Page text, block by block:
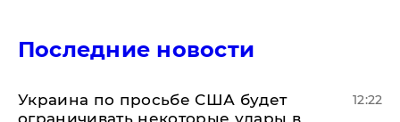
Последние новости
Украина по просьбе США будет
ограничивать некоторые удары в
12:22